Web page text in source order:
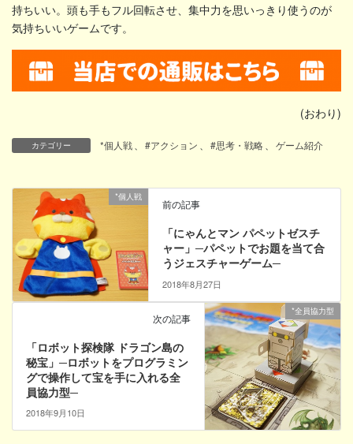
持ちいい。頭も手もフル回転させ、集中力を思いっきり使うのが
気持ちいいゲームです。
(おわり)
カテゴリー *個人戦 #アクション #思考・戦略 ゲーム紹介
*個人戦
前の記事
「にゃんとマン パペットゼスチ
ャー」─パペットでお題を当て合
うジェスチャーゲーム─
2018年8月27日
*全員協力型
次の記事
「ロボット探検隊 ドラゴン島の
秘宝」─ロボットをプログラミン
グで操作して宝を手に入れる全
員協力型─
2018年9月10日